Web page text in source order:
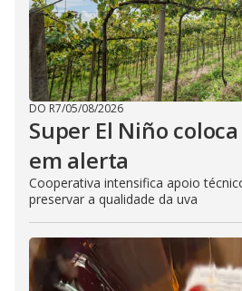
DO R7/05/08/2026
Super El Niño
em alerta
Cooperativa intensifica apoio
preservar a qualidade da uva